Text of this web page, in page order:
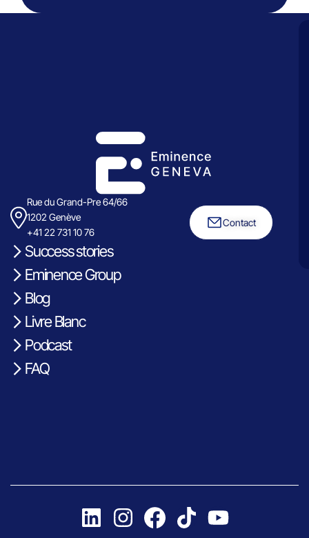
Rue du Grand-Pre 64/66
1202 Genève
+41 22 731 10 76
Contact
Success stories
Eminence Group
Blog
Livre Blanc
Podcast
FAQ